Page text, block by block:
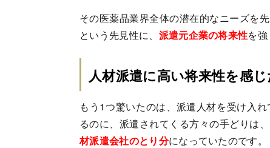
その医薬品業界全体の潜在的なニーズを
という先見性に、 派遣元企業の将来性を強
人材派遣に高い将来性を感
もう1つ驚いたのは、派遣人材を受け入
るのに、派遣されてくる方々の手どりは
材派遣会社のとり分になっていたのです。